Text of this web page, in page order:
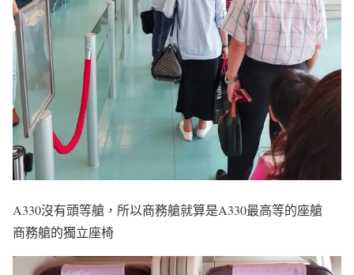
A330沒有頭等艙，所以商務艙就算是A330最高等的座艙
商務艙的獨立座椅